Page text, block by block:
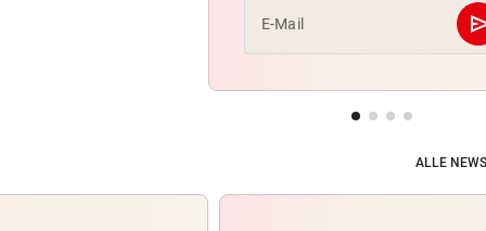
E-Mail
ALLE